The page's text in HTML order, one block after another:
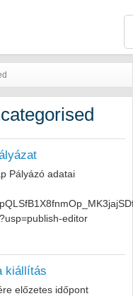
Pályázó adatai
editor
kiállítás
előzetes időpont